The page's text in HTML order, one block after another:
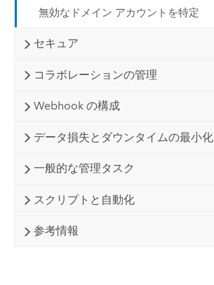
無効なドメイン アカウントを特定
セキュア
コラボレーションの管理
Webhook の構成
データ損失とダウンタイムの最小化
一般的な管理タスク
スクリプトと自動化
参考情報